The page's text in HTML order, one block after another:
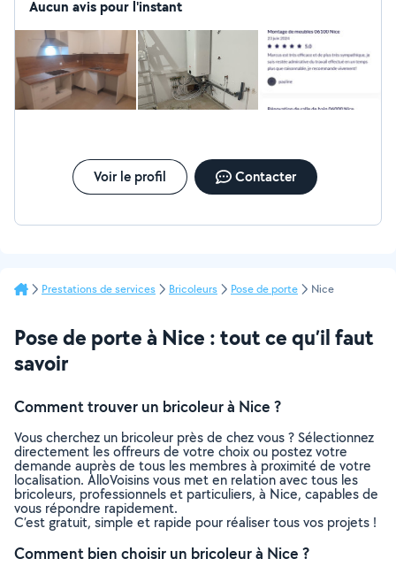
Aucun avis pour l'instant
Voir le profil Contacter
Prestations de services Bricoleurs Pose de porte Nice
Pose de porte à Nice : tout ce qu’il faut
savoir
Comment trouver un bricoleur à Nice ?
Vous cherchez un bricoleur près de chez vous ? Sélectionnez
directement les offreurs de votre choix ou postez votre
demande auprès de tous les membres à proximité de votre
localisation. AlloVoisins vous met en relation avec tous les
bricoleurs, professionnels et particuliers, à Nice, capables de
vous répondre rapidement.
C’est gratuit, simple et rapide pour réaliser tous vos projets !
Comment bien choisir un bricoleur à Nice ?